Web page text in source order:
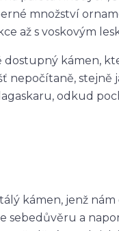
množství
až s voskovým
dostupný kámen,
nepočítaně,
odkud
kámen, jenž
sebedůvěru a